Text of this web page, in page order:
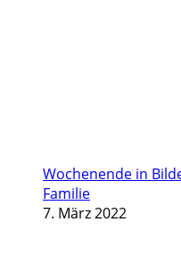
Wochenende in
Familie
7. März 2022